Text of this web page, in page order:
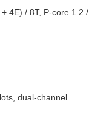
4E) / 8T, P-core 1.2 /
dual-channel